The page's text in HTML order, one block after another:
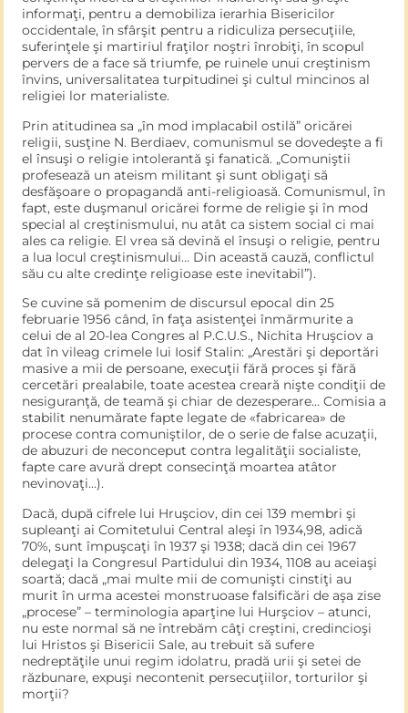
informaţi, pentru a demobiliza ierarhia Bisericilor
occidentale, în sfârşit pentru a ridiculiza persecuţiile,
suferinţele şi martiriul fraţilor noştri înrobiţi, în scopul
pervers de a face să triumfe, pe ruinele unui creştinism
învins, universalitatea turpitudinei şi cultul mincinos al
religiei lor materialiste.
Prin atitudinea sa „în mod implacabil ostilă” oricărei
religii, susţine N. Berdiaev, comunismul se dovedeşte a fi
el însuşi o religie intolerantă şi fanatică. „Comuniştii
profesează un ateism militant şi sunt obligaţi să
desfăşoare o propagandă anti-religioasă. Comunismul, în
fapt, este duşmanul oricărei forme de religie şi în mod
special al creştinismului, nu atât ca sistem social ci mai
ales ca religie. El vrea să devină el însuşi o religie, pentru
a lua locul creştinismului… Din această cauză, conflictul
său cu alte credinţe religioase este inevitabil”).
Se cuvine să pomenim de discursul epocal din 25
februarie 1956 când, în faţa asistenţei înmărmurite a
celui de al 20-lea Con­gres al P.C.U.S., Nichita Hruşciov a
dat în vileag crimele lui Iosif Stalin: „Arestări şi deportări
masive a mii de persoane, execuţii fără proces şi fără
cercetări prealabile, toate acestea creară nişte condiţii de
nesiguranţă, de teamă şi chiar de dezesperare… Comisia a
stabilit nenumărate fapte legate de «fabricarea» de
procese con­tra comuniştilor, de o serie de false acuzaţii,
de abuzuri de necon­ceput contra legalităţii socialiste,
fapte care avură drept consecinţă moartea atâtor
nevinovaţi…).
Dacă, după cifrele lui Hruşciov, din cei 139 membri şi
supleanţi ai Comitetului Central aleşi în 1934,98, adică
70%, sunt împuşcaţi în 1937 şi 1938; dacă din cei 1967
delegaţi la Congresul Partidului din 1934, 1108 au aceiaşi
soartă; dacă „mai multe mii de comu­nişti cinstiţi au
murit în urma acestei monstruoase falsificări de aşa zise
„procese” – terminologia aparţine lui Hurşciov – atunci,
nu este normal să ne întrebăm câţi creştini, credincioşi
lui Hristos şi Bisericii Sale, au trebuit să sufere
nedreptăţile unui regim idola­tru, pradă urii şi setei de
răzbunare, expuşi necontenit persecuţi­ilor, torturilor şi
morţii?